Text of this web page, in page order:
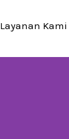
Layanan Kami